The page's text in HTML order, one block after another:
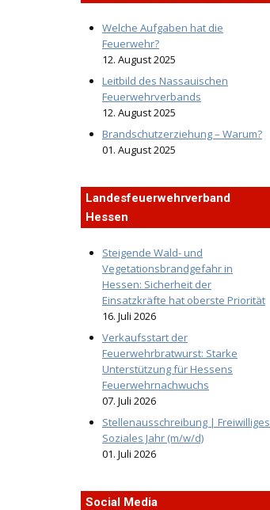
Welche Aufgaben hat die
Feuerwehr?
12. August 2025
Leitbild des Nassauischen
Feuerwehrverbands
12. August 2025
Brandschutzerziehung – Warum?
01. August 2025
Landesfeuerwehrverband
Hessen
Steigende Wald- und
Vegetationsbrandgefahr in
Hessen: Sicherheit der
Einsatzkräfte hat oberste Priorität
16. Juli 2026
Verkaufsstart der
Feuerwehrbratwurst: Starke
Unterstützung für Hessens
Feuerwehrnachwuchs
07. Juli 2026
Stellenausschreibung | Freiwilliges
Soziales Jahr (m/w/d)
01. Juli 2026
Social Media